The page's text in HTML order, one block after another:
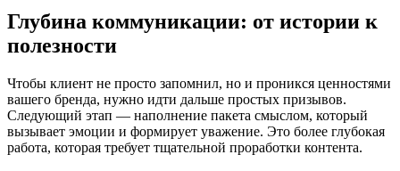
Глубина коммуникации: от истории к
полезности
Чтобы клиент не просто запомнил, но и проникся ценностями
вашего бренда, нужно идти дальше простых призывов.
Следующий этап — наполнение пакета смыслом, который
вызывает эмоции и формирует уважение. Это более глубокая
работа, которая требует тщательной проработки контента.